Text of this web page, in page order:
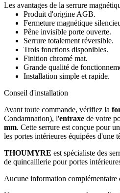
Les avantages de la serrure
Produit d'origine AGB.
Fermeture magnétique
Pêne invisible porte ouverte.
Serrure totalement réversible.
Trois fonctions disponibles.
Finition chromé mat.
Grande qualité de
Installation simple et rapide.
Conseil d'installation
Avant toute commande, vérifiez la
Condamnation), l'entraxe de votre
mm. Cette serrure est conçue pour
les portes intérieures équipées d'une
THOUMYRE est spécialiste des
de quincaillerie pour portes
Aucune information complémentaire